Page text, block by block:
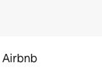
Airbnb